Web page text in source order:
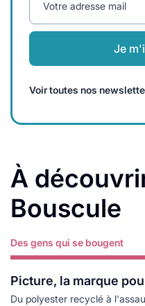
Votre adresse mail
Je
Voir toutes nos
À
Bouscule
Des gens qui se bougent
Picture, la marque
Du polyester recyclé à
Lire plus